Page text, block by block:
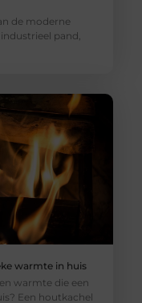
de moderne
pand,
warmte in huis
warmte die een
Een houtkachel